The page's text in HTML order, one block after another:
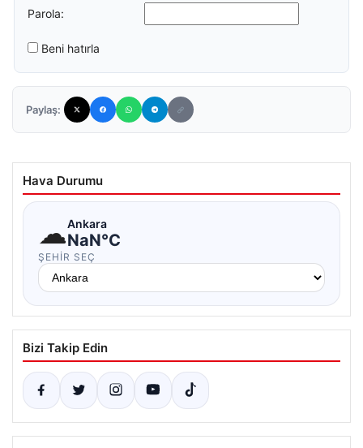
Parola:
Beni hatırla
Paylaş:
Hava Durumu
☁Ankara
NaN°C
ŞEHIR SEÇ
Bizi Takip Edin